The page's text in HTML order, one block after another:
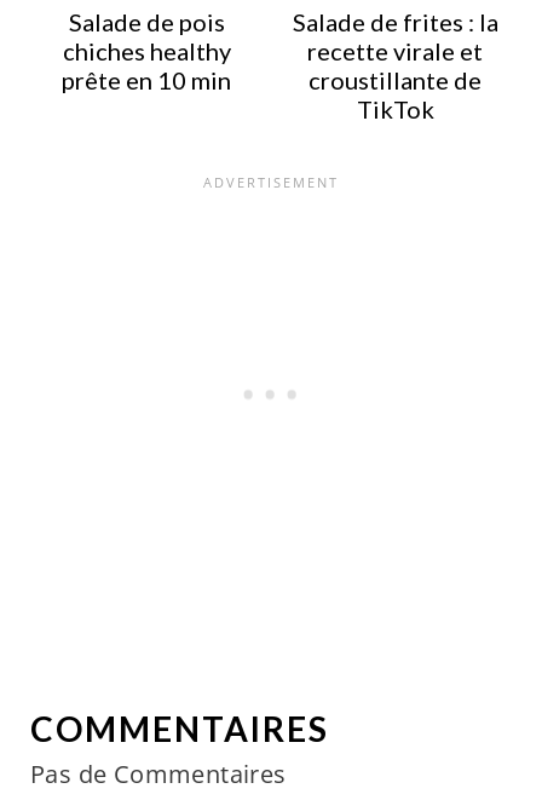
Salade de pois
chiches healthy
prête en 10 min
Salade de frites : la
recette virale et
croustillante de
TikTok
COMMENTAIRES
Pas de Commentaires